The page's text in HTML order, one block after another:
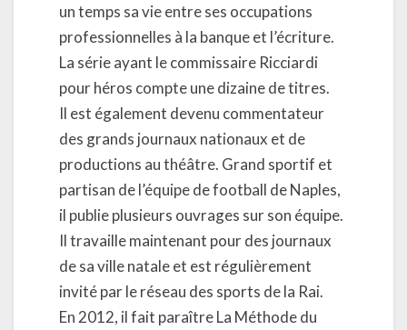
un temps sa vie entre ses occupations
professionnelles à la banque et l’écriture.
La série ayant le commissaire Ricciardi
pour héros compte une dizaine de titres.
Il est également devenu commentateur
des grands journaux nationaux et de
productions au théâtre. Grand sportif et
partisan de l’équipe de football de Naples,
il publie plusieurs ouvrages sur son équipe.
Il travaille maintenant pour des journaux
de sa ville natale et est régulièrement
invité par le réseau des sports de la Rai.
En 2012, il fait paraître La Méthode du